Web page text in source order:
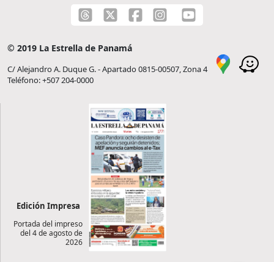
© 2019 La Estrella de Panamá
C/ Alejandro A. Duque G. - Apartado 0815-00507, Zona 4
Teléfono: +507 204-0000
Edición Impresa
Portada del impreso
del 4 de agosto de
2026